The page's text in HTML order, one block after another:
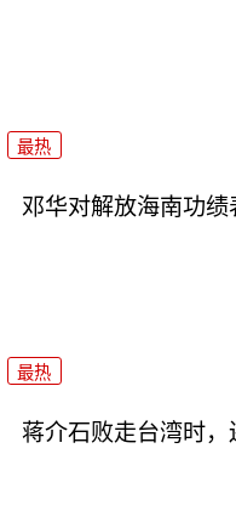
最热
邓华对解放海南功
最热
蒋介石败走台湾时